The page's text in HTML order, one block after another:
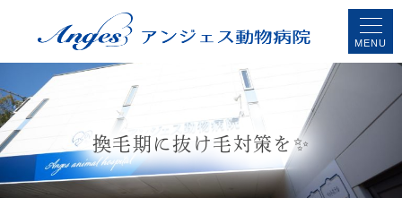
MENU
換毛期に抜け毛対策を✨